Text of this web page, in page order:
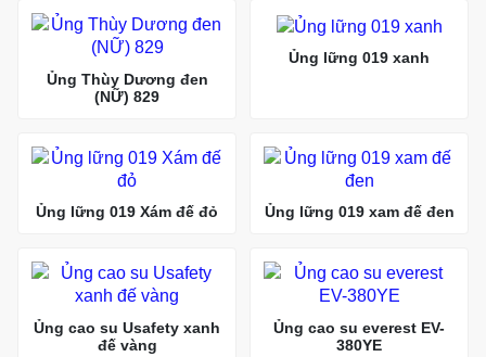
Ủng Thùy Dương đen
(NỮ) 829
Ủng lững 019 xanh
Ủng lững 019 Xám đế đỏ Ủng lững 019 xam đế đen
Ủng cao su Usafety xanh
đế vàng
Ủng cao su everest EV-
380YE